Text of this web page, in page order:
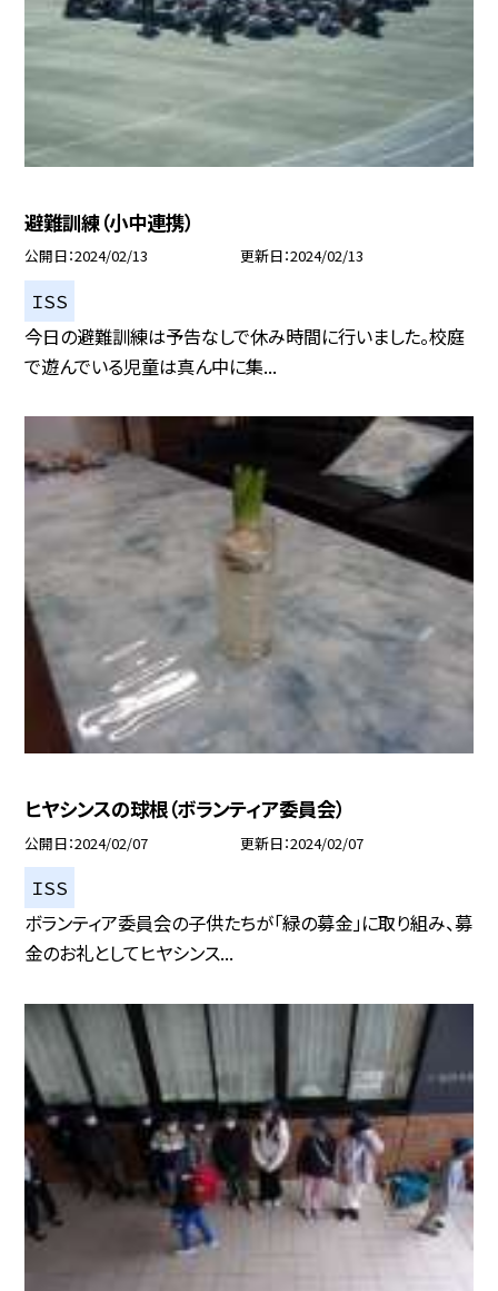
避難訓練（小中連携）
公開日 2024/02/13 更新日 2024/02/13
ＩＳＳ
今日の避難訓練は予告なしで休み時間に行いました。校庭
で遊んでいる児童は真ん中に集...
ヒヤシンスの球根（ボランティア委員会）
公開日 2024/02/07 更新日 2024/02/07
ＩＳＳ
ボランティア委員会の子供たちが「緑の募金」に取り組み、募
金のお礼としてヒヤシンス...